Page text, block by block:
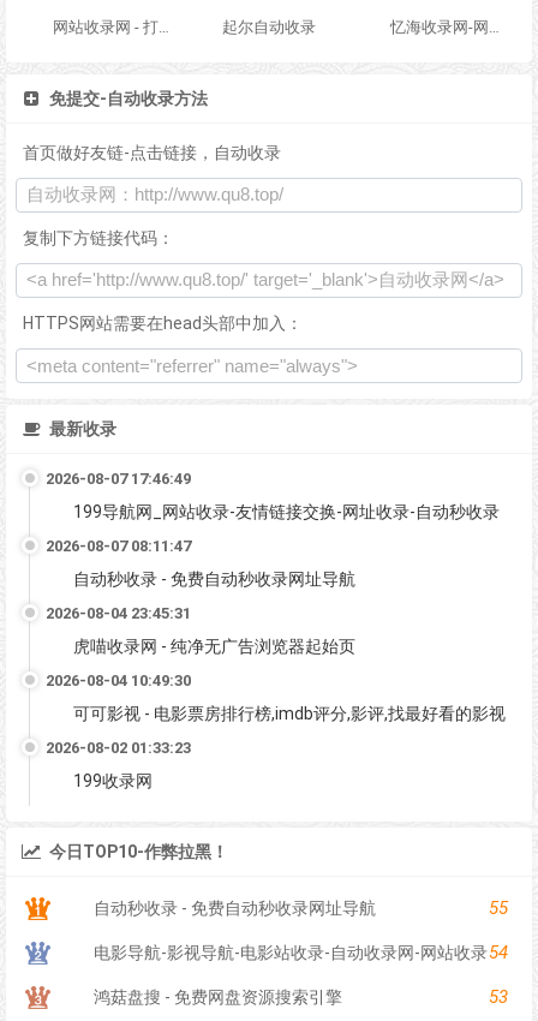
网站收录网 - 打造最与众不同的站点收录网 起尔自动收录 忆海收录网-网址外链_自动收录网站_自助友情链接平台_网站广告_软文发布_站长交易_站长资源
免提交-自动收录方法
首页做好友链-点击链接，自动收录
复制下方链接代码：
HTTPS网站需要在head头部中加入：
最新收录
2026-08-07 17:46:49
199导航网_网站收录-友情链接交换-网址收录-自动秒收录
2026-08-07 08:11:47
自动秒收录 - 免费自动秒收录网址导航
2026-08-04 23:45:31
虎喵收录网 - 纯净无广告浏览器起始页
2026-08-04 10:49:30
可可影视 - 电影票房排行榜,imdb评分,影评,找最好看的影视
2026-08-02 01:33:23
199收录网
今日TOP10-作弊拉黑！
自动秒收录 - 免费自动秒收录网址导航 55
电影导航-影视导航-电影站收录-自动收录网-网站收录54
鸿菇盘搜 - 免费网盘资源搜索引擎 53